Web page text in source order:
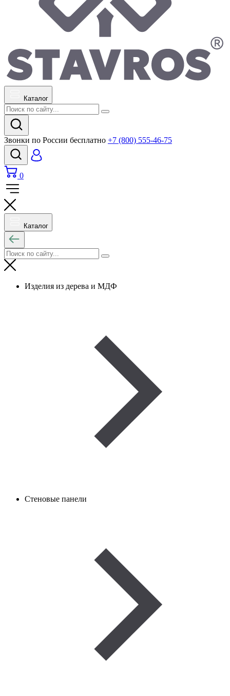
Каталог
Звонки по России бесплатно +7 (800) 555-46-75
0
Каталог
Изделия из дерева и МДФ
Стеновые панели